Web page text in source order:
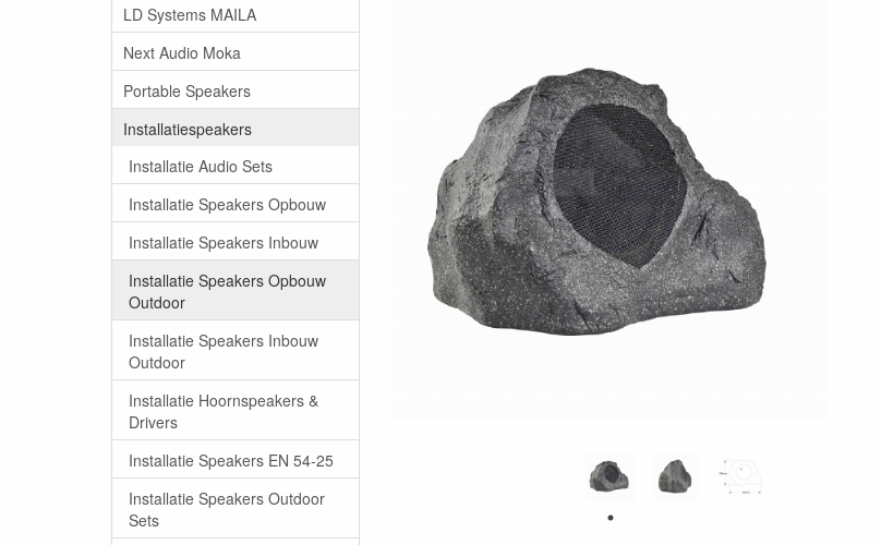
LD Systems MAILA
Next Audio Moka
Portable Speakers
Installatiespeakers
Installatie Audio Sets
Installatie Speakers Opbouw
Installatie Speakers Inbouw
Installatie Speakers Opbouw
Outdoor
Installatie Speakers Inbouw
Outdoor
Installatie Hoornspeakers &
Drivers
Installatie Speakers EN 54-25
Installatie Speakers Outdoor
Sets